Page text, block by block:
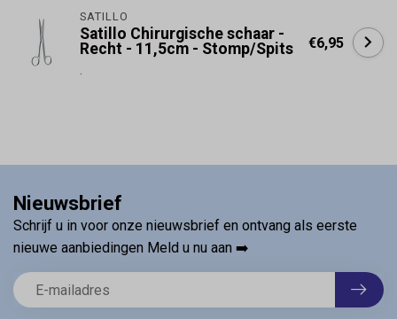
SATILLO
Satillo Chirurgische schaar -
Recht - 11,5cm - Stomp/Spits
.
€6,95
Nieuwsbrief
Schrijf u in voor onze nieuwsbrief en ontvang als eerste
nieuwe aanbiedingen Meld u nu aan ➡️